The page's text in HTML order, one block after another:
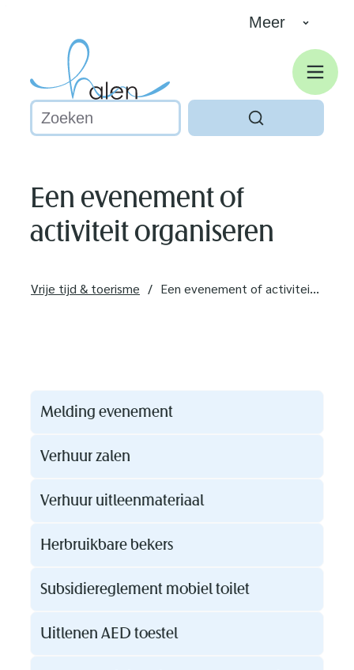
Meer
Waarmee kunnen we jou helpen?
Zoeken
Een evenement of
activiteit organiseren
Vrije tijd & toerisme Een evenement of activiteit organiseren
Thema's
Melding evenement
Verhuur zalen
Verhuur uitleenmateriaal
Herbruikbare bekers
Subsidiereglement mobiel toilet
Uitlenen AED toestel